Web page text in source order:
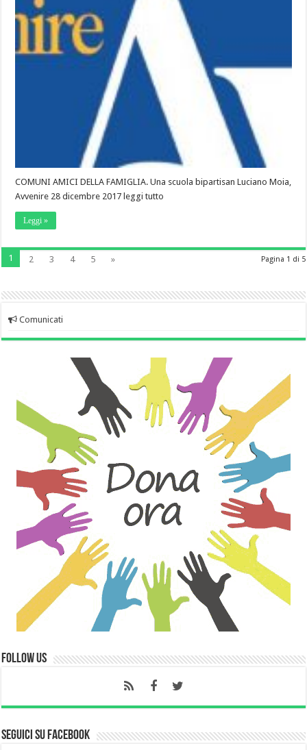
COMUNI AMICI DELLA FAMIGLIA. Una scuola bipartisan Luciano Moia,
Avvenire 28 dicembre 2017 leggi tutto
Leggi »
Pagina 1 di 5
1 2 3 4 5 »
Comunicati
Follow Us
Seguici su Facebook